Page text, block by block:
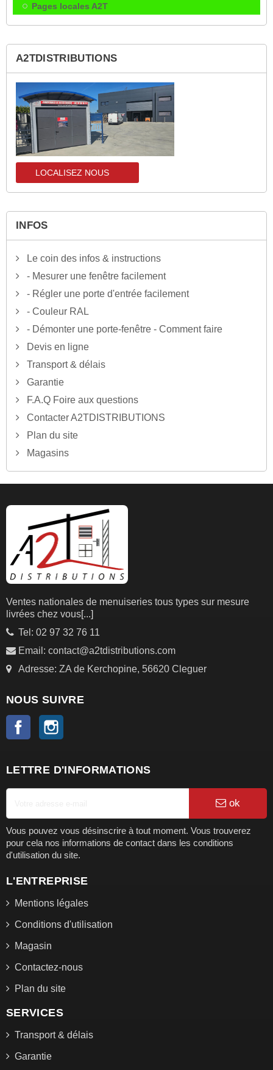
Pages locales A2T
A2TDISTRIBUTIONS
LOCALISEZ NOUS
INFOS
Le coin des infos & instructions
- Mesurer une fenêtre facilement
- Régler une porte d'entrée facilement
- Couleur RAL
- Démonter une porte-fenêtre - Comment faire
Devis en ligne
Transport & délais
Garantie
F.A.Q Foire aux questions
Contacter A2TDISTRIBUTIONS
Plan du site
Magasins
Ventes nationales de menuiseries tous types sur mesure
livrées chez vous[...]
Tel: 02 97 32 76 11
Email: contact@a2tdistributions.com
Adresse: ZA de Kerchopine, 56620 Cleguer
NOUS SUIVRE
Facebook
LETTRE D'INFORMATIONS
ok
Vous pouvez vous désinscrire à tout moment. Vous trouverez
pour cela nos informations de contact dans les conditions
d'utilisation du site.
L'ENTREPRISE
Mentions légales
Conditions d'utilisation
Magasin
Contactez-nous
Plan du site
SERVICES
Transport & délais
Garantie